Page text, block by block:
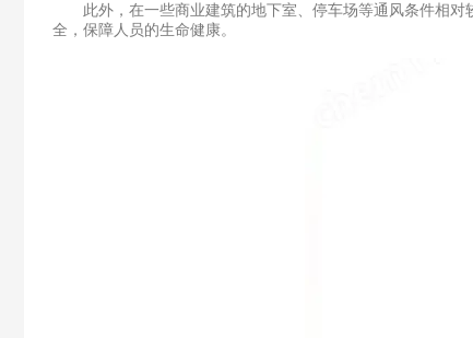
此外，在一些商业建筑的地下室、停车场等通风条件相对
全，保障人员的生命健康。